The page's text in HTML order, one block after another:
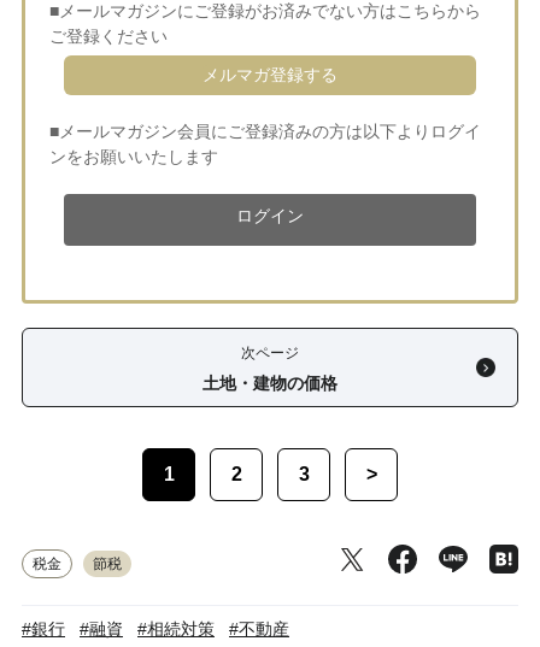
■メールマガジンにご登録がお済みでない方はこちらから
ご登録ください
メルマガ登録する
■メールマガジン会員にご登録済みの方は以下よりログイ
ンをお願いいたします
ログイン
次ページ
土地・建物の価格
1 2 3 >
税金 節税
#銀行 #融資 #相続対策 #不動産